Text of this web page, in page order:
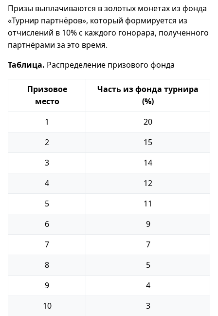
Призы выплачиваются в золотых монетах из фонда
«Турнир партнёров», который формируется из
отчислений в 10% с каждого гонорара, полученного
партнёрами за это время.
Таблица. Распределение призового фонда
Призовое
место
Часть из фонда турнира
(%)
1
20
2
15
3
14
4
12
5
11
6
9
7
7
8
5
9
4
10
3